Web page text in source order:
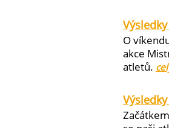
O
akce
atletů.